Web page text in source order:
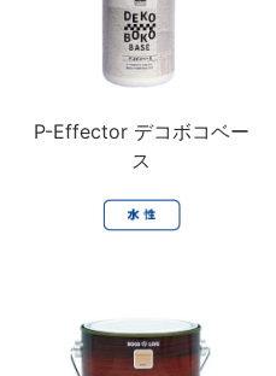
P-Effector デコボコベー
ス